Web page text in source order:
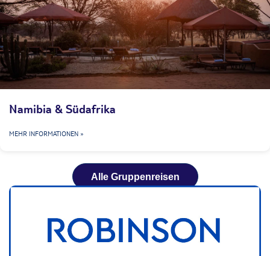
Namibia & Südafrika
MEHR INFORMATIONEN »
Alle Gruppenreisen